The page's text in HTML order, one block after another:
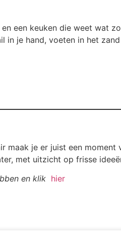
een keuken die weet wat
in je hand, voeten in het
maak je er juist een moment
met uitzicht op frisse
en klik hier